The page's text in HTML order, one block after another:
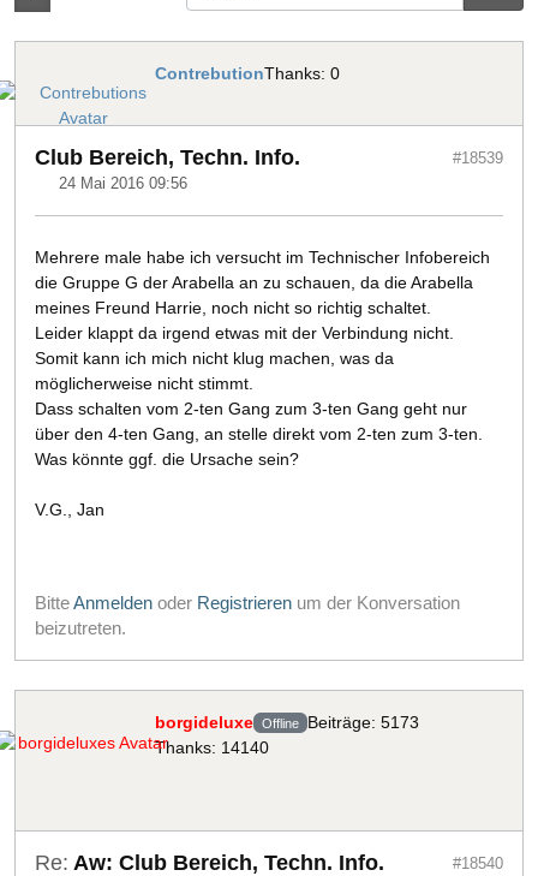
ContrebutionThanks: 0
Club Bereich, Techn. Info.
24 Mai 2016 09:56
#18539
Mehrere male habe ich versucht im Technischer Infobereich
die Gruppe G der Arabella an zu schauen, da die Arabella
meines Freund Harrie, noch nicht so richtig schaltet.
Leider klappt da irgend etwas mit der Verbindung nicht.
Somit kann ich mich nicht klug machen, was da
möglicherweise nicht stimmt.
Dass schalten vom 2-ten Gang zum 3-ten Gang geht nur
über den 4-ten Gang, an stelle direkt vom 2-ten zum 3-ten.
Was könnte ggf. die Ursache sein?
V.G., Jan
BitteAnmelden oder Registrieren um der Konversation
beizutreten.
borgideluxe Offline Beiträge: 5173
Thanks: 14140
Re: Aw: Club Bereich, Techn. Info. #18540